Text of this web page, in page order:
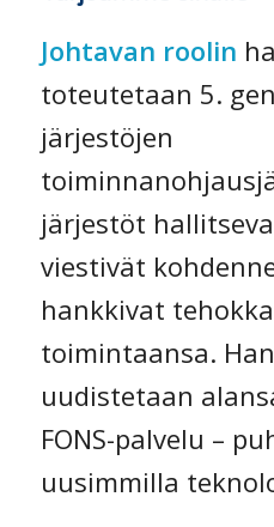
Johtavan roolin
toteutetaan 5.
järjestöjen
järjestöt
viestivät
hankkivat
toimintaansa.
uudistetaan
FONS-palvelu –
uusimmilla